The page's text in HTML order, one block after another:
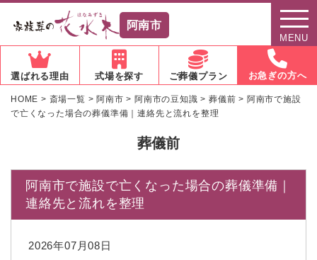
阿南市
MENU
選ばれる理由 式場を探す ご葬儀プラン お急ぎの方へ
HOME > 斎場一覧 > 阿南市 > 阿南市の豆知識 >葬儀前 > 阿南市で施設
で亡くなった場合の葬儀準備｜連絡先と流れを整理
葬儀前
阿南市で施設で亡くなった場合の葬儀準備｜
連絡先と流れを整理
2026年07月08日